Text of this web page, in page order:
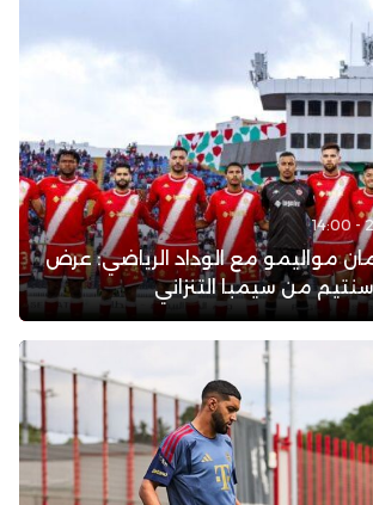
مواليمو مع الوداد الرياضي: عرض